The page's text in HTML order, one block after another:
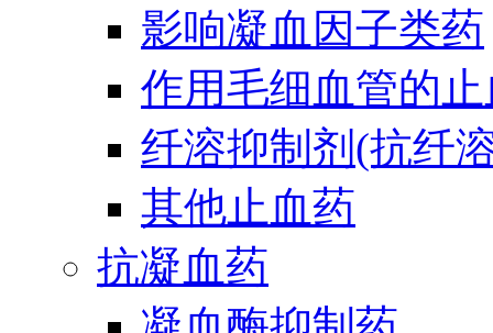
影响凝血因子类药
作用毛细血管的
纤溶抑制剂(抗纤
其他止血药
抗凝血药